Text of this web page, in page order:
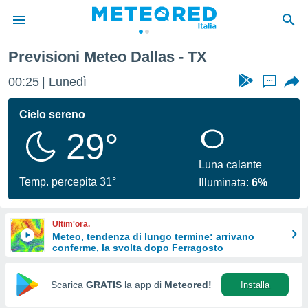
di
per
le
di
Web
Previsioni Meteo Dallas - TX
00:25 Lunedì ...
Cielo sereno
29°
Temp. percepita 31°
Luna calante
Illuminata:6%
Ultim'ora.
Meteo, tendenza di lungo termine: arrivano
conferme, la svolta dopo Ferragosto
Scarica GRATIS la app di Meteored! Installa